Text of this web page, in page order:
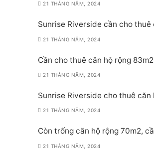
21 THÁNG NĂM, 2024
Sunrise Riverside cần cho thuê
21 THÁNG NĂM, 2024
Cần cho thuê căn hộ rộng
21 THÁNG NĂM, 2024
Sunrise Riverside cho thuê
21 THÁNG NĂM, 2024
Còn trống căn hộ rộng 70m2,
21 THÁNG NĂM, 2024